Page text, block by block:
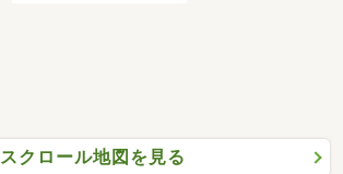
スクロール地図を見る